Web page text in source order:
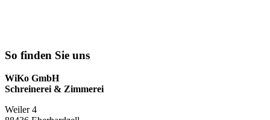
So finden Sie uns
WiKo GmbH
Schreinerei & Zimmerei
Weiler 4